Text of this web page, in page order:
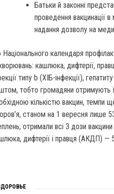
Батьки й законні
проведення вакцинації
надання дозволу на
календаря
кашлюка, дифтерії,
типу b (ХІБ-інфекції),
тобто громадяни отримують
кількістю вакцин, темпи
станом на 1 вересня лише
отримали всі 3 дози
дифтерії і правця (АКДП) —